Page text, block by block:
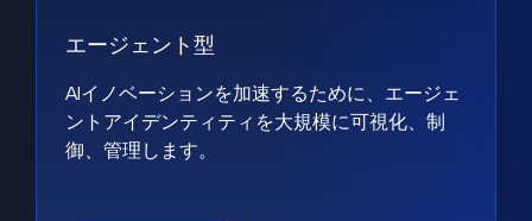
エージェント型
AIイノベーションを加速するために、エージェ
ントアイデンティティを大規模に可視化、制
御、管理します。